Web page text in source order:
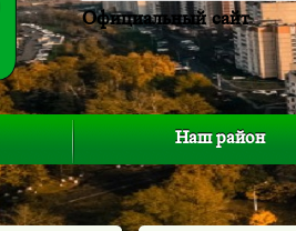
Официальный сайт
Наш район